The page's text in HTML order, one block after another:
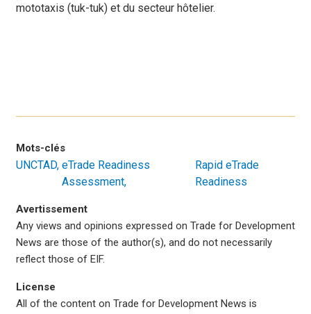
mototaxis (tuk-tuk) et du secteur hôtelier.
Mots-clés
UNCTAD eTrade Readiness
Assessment
Rapid eTrade
Readiness
Avertissement
Any views and opinions expressed on Trade for Development
News are those of the author(s), and do not necessarily
reflect those of EIF.
License
All of the content on Trade for Development News is